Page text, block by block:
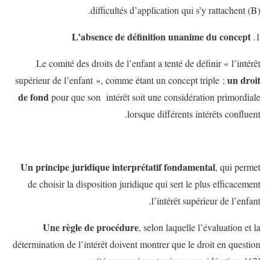
difficultés d’application qui s’y rattachent (B).
L’absence de définition unanime du concept
Le comité des droits de l’enfant a tenté de définir « l’intérêt
supérieur de l’enfant », comme étant un concept triple ; un droit
de fondpour que son intérêt soit une considération primordiale
lorsque différents intérêts confluent.
Un principe juridique interprétatif fondamental, qui permet
de choisir la disposition juridique qui sert le plus efficacement
l’intérêt supérieur de l’enfant.
Une règle de procédure, selon laquelle l’évaluation et la
détermination de l’intérêt doivent montrer que le droit en question